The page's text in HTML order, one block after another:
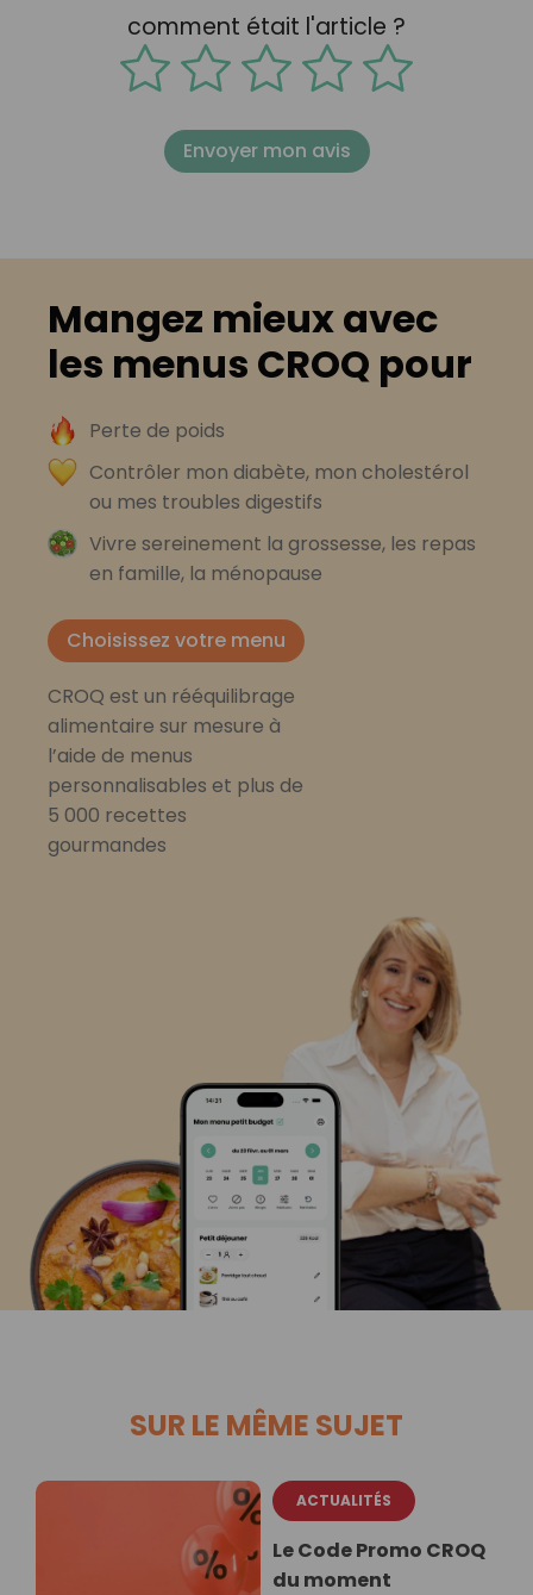
comment était l'article ?
Envoyer mon avis
Mangez mieux avec
les menus CROQ pour
Perte de poids
Contrôler mon diabète, mon cholestérol
ou mes troubles digestifs
Vivre sereinement la grossesse, les repas
en famille, la ménopause
Choisissez votre menu
CROQ est un rééquilibrage
alimentaire sur mesure à
l’aide de menus
personnalisables et plus de
5 000 recettes
gourmandes
SUR LE MÊME SUJET
ACTUALITÉS
Le Code Promo CROQ
du moment